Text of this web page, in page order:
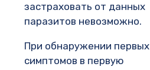
застраховать от данных
паразитов невозможно.
При обнаружении первых
симптомов в первую